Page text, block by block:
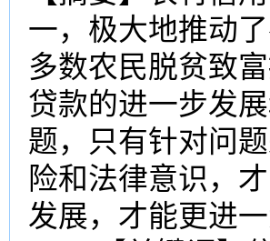
一，极大地推动
多数农民脱贫致
贷款的进一步发
题，只有针对问
险和法律意识，
发展，才能更进